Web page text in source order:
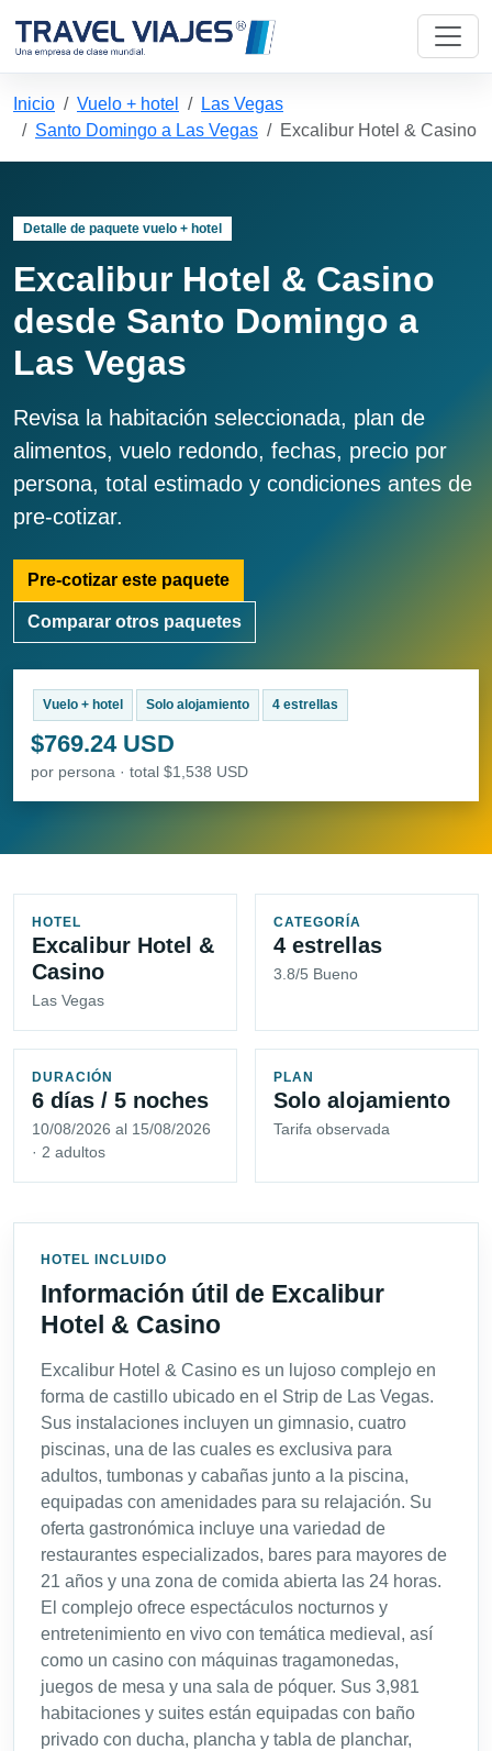
Inicio Vuelo + hotel
Las Vegas
Santo Domingo a Las Vegas
Excalibur Hotel & Casino
Detalle de paquete vuelo + hotel
Excalibur Hotel & Casino
desde Santo Domingo a
Las Vegas
Revisa la habitación seleccionada, plan de
alimentos, vuelo redondo, fechas, precio por
persona, total estimado y condiciones antes de
pre-cotizar.
Pre-cotizar este paquete
Comparar otros paquetes
Vuelo + hotel Solo alojamiento 4 estrellas
$769.24 USD
por persona · total $1,538 USD
HOTEL
Excalibur Hotel &
Casino
Las Vegas
CATEGORÍA
4 estrellas
3.8/5 Bueno
DURACIÓN
6 días / 5 noches
10/08/2026 al 15/08/2026
· 2 adultos
PLAN
Solo alojamiento
Tarifa observada
HOTEL INCLUIDO
Información útil de Excalibur
Hotel & Casino
Excalibur Hotel & Casino es un lujoso complejo en
forma de castillo ubicado en el Strip de Las Vegas.
Sus instalaciones incluyen un gimnasio, cuatro
piscinas, una de las cuales es exclusiva para
adultos, tumbonas y cabañas junto a la piscina,
equipadas con amenidades para su relajación. Su
oferta gastronómica incluye una variedad de
restaurantes especializados, bares para mayores de
21 años y una zona de comida abierta las 24 horas.
El complejo ofrece espectáculos nocturnos y
entretenimiento en vivo con temática medieval, así
como un casino con máquinas tragamonedas,
juegos de mesa y una sala de póquer. Sus 3,981
habitaciones y suites están equipadas con baño
privado con ducha, plancha y tabla de planchar,